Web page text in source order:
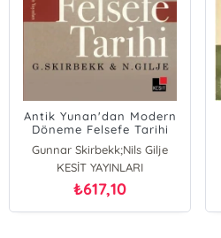
Antik Yunan'dan Modern
Döneme Felsefe Tarihi
Gunnar Skirbekk;Nils Gilje
Gunnar Skirbekk
Nils Gilje
KESİT YAYINLARI
₺617,10